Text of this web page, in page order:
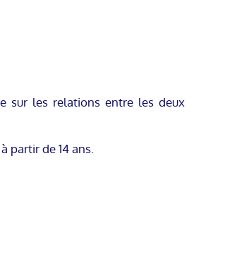
sur les relations entre les deux
partir de 14 ans.